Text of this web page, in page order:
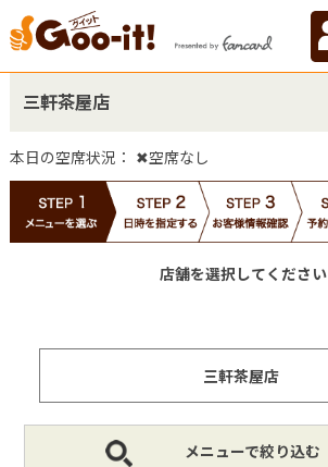
三軒茶屋店
本日の空席状況： ✖空席なし
店舗を選択してください
メニューで絞り込む